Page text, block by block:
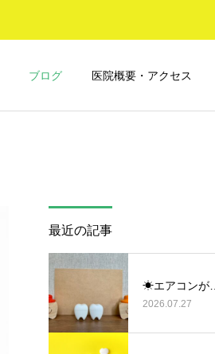
ブログ 医院概要・アクセス
🦷口腔ケアの三種の神器🦷
最近の記事
☀エアコン
2026.07.27